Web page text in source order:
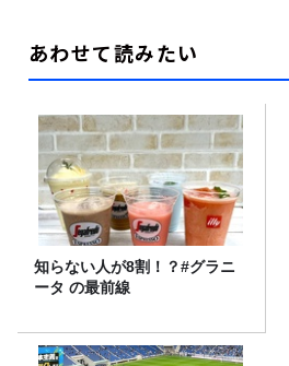
あわせて読みたい
知らない人が8割！？#グラニ
ータ の最前線